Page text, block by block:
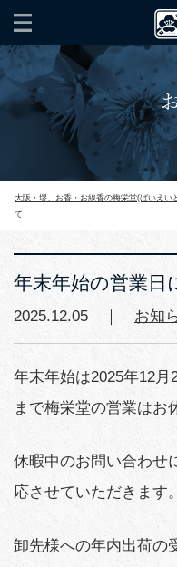
大阪・堺、お香・お線香の梅栄堂(ばいえい
て
年末年始の営業日
2025.12.05 ｜ お知
年末年始は2025年12
まで梅栄堂の営業はお
休暇中のお問い合わせ
応させていただきます。
卸先様への年内出荷の